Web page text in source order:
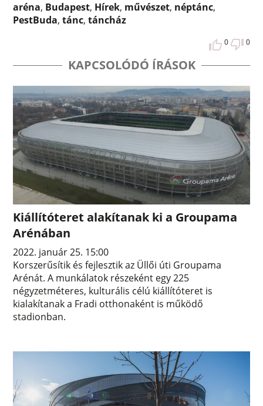
aréna, Budapest, Hírek, művészet, néptánc,
PestBuda,tánc,táncház
0 0
KAPCSOLÓDÓ ÍRÁSOK
Kiállítóteret alakítanak ki a Groupama
Arénában
2022. január 25. 15:00
Korszerűsítik és fejlesztik az Üllői úti Groupama
Arénát. A munkálatok részeként egy 225
négyzetméteres, kulturális célú kiállítóteret is
kialakítanak a Fradi otthonaként is működő
stadionban.